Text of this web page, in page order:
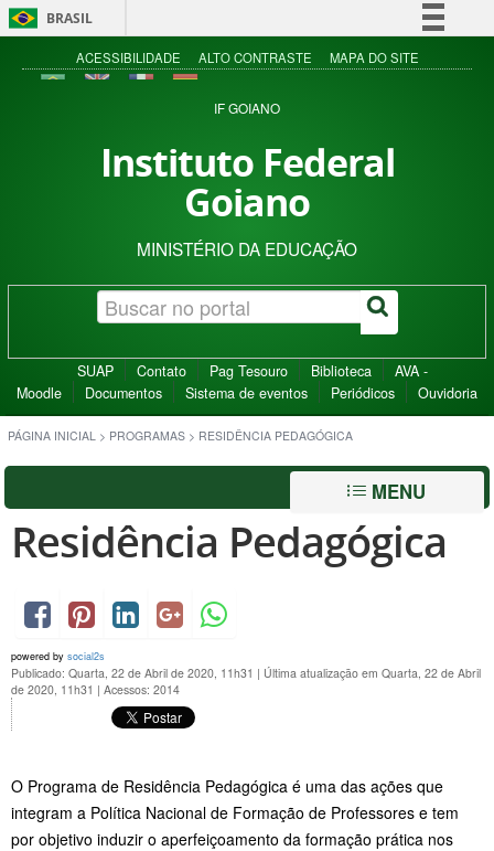
BRASIL
Simplifique!
Acesso à informação
ACESSIBILIDADE ALTO CONTRASTE MAPA DO SITE
IF GOIANO
Instituto Federal
Goiano
MINISTÉRIO DA EDUCAÇÃO
SUAP Contato Pag Tesouro Biblioteca
AVA -
Moodle
Documentos Sistema de eventos Periódicos Ouvidoria
PÁGINA INICIAL > PROGRAMAS > RESIDÊNCIA PEDAGÓGICA
MENU
Residência Pedagógica
powered by social2s
Publicado: Quarta, 22 de Abril de 2020, 11h31 | Última atualização em Quarta, 22 de Abril
de 2020, 11h31 | Acessos: 2014
O Programa de Residência Pedagógica é uma das ações que
integram a Política Nacional de Formação de Professores e tem
por objetivo induzir o aperfeiçoamento da formação prática nos